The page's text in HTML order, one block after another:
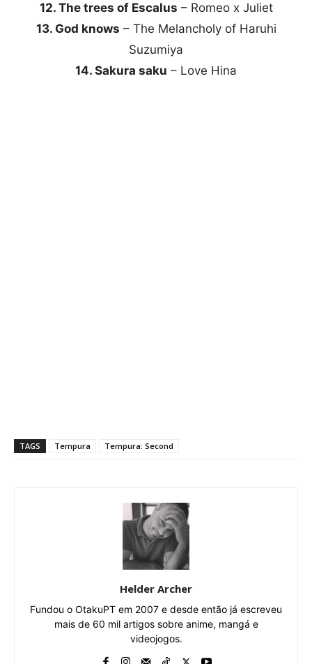
12. The trees of Escalus – Romeo x Juliet
13. God knows – The Melancholy of Haruhi
Suzumiya
14. Sakura saku – Love Hina
TAGS Tempura Tempura: Second
Helder Archer
Fundou o OtakuPT em 2007 e desde então já escreveu
mais de 60 mil artigos sobre anime, mangá e
videojogos.